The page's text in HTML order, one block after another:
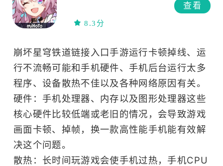
8.3分
查看
崩坏星穹铁道链接入口手游运行卡顿掉线、运
行不流畅可能和手机硬件、手机后台运行太多
程序、设备散热不佳以及各种网络原因有关。
硬件：手机处理器、内存以及图形处理器这些
核心硬件比较低端或老旧的情况，会导致游戏
画面卡顿、掉帧，换一款高性能手机能有效解
决这个问题。
散热：长时间玩游戏会使手机过热，手机CPU